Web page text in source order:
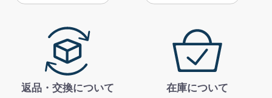
返品・交換について 在庫について